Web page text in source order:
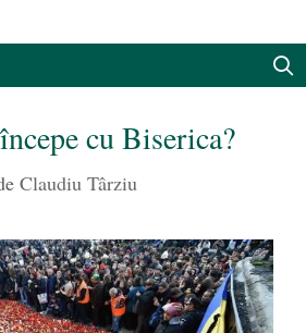
cu Biserica?
Claudiu Târziu